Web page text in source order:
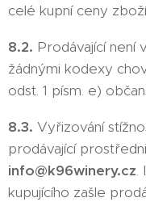
celé kupní ceny
8.2. Prodávající není
žádnými kodexy
odst. 1 písm. e)
8.3. Vyřizování
prodávající
info@k96winery.cz.
kupujícího zašle